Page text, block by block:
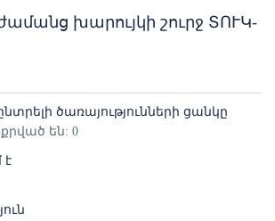
խարույկի շուրջ ՏՈՒԿ-
ծառայությունների ցանկը
են: 0
է